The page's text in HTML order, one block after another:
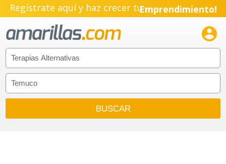
Regístrate aquí y haz crecer tuEmprendimiento!
